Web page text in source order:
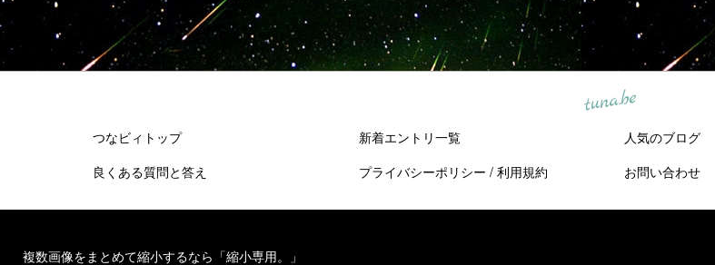
tuna.be
つなビィトップ 新着エントリ一覧 人気のブログ
良くある質問と答え
プライバシーポリシー / 利用規約 お問い合わせ
複数画像をまとめて縮小するなら「縮小専用。」